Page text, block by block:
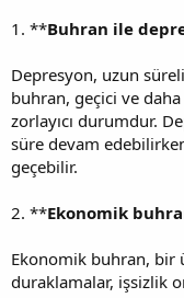
1. **Buhran ile
Depresyon, uzun
buhran, geçici ve
zorlayıcı durumdur.
süre devam
geçebilir.
2. **Ekonomik
Ekonomik buhran, bir
duraklamalar, işsizlik